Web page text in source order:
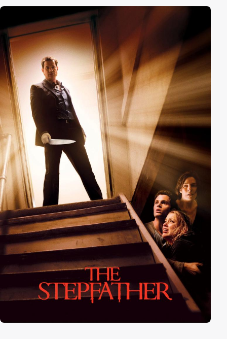
Wassermassen nicht standhalten wird. Aber die
Verantwortlichen erkennen erst spät das Ausmaß der
Katastrophe …